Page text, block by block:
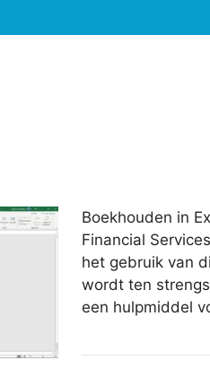
Boekhouden in
Financial
het gebruik van
wordt ten
een hulpmiddel